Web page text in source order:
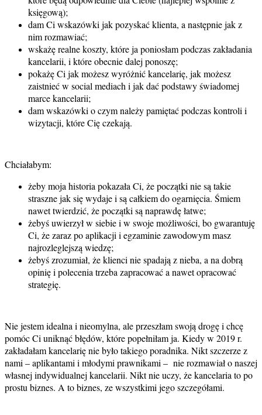
księgową);
dam Ci wskazówki jak pozyskać klienta, a następnie jak z
nim rozmawiać;
wskażę realne koszty, które ja poniosłam podczas zakładania
kancelarii, i które obecnie dalej ponoszę;
pokażę Ci jak możesz wyróżnić kancelarię, jak możesz
zaistnieć w social mediach i jak dać podstawy świadomej
marce kancelarii;
dam wskazówki o czym należy pamiętać podczas kontroli i
wizytacji, które Cię czekają.
Chciałabym:
żeby moja historia pokazała Ci, że początki nie są takie
straszne jak się wydaje i są całkiem do ogarnięcia. Śmiem
nawet twierdzić, że początki są naprawdę łatwe;
żebyś uwierzył w siebie i w swoje możliwości, bo gwarantuję
Ci, że zaraz po aplikacji i egzaminie zawodowym masz
najrozleglejszą wiedzę;
żebyś zrozumiał, że klienci nie spadają z nieba, a na dobrą
opinię i polecenia trzeba zapracować a nawet opracować
strategię.
Nie jestem idealna i nieomylna, ale przeszłam swoją drogę i chcę
pomóc Ci uniknąć błędów, które popełniłam ja. Kiedy w 2019 r.
zakładałam kancelarię nie było takiego poradnika. Nikt szczerze z
nami – aplikantami i młodymi prawnikami – nie rozmawiał o naszej
własnej indywidualnej kancelarii. Nikt nie uczy, że kancelaria to po
prostu biznes. A to biznes, ze wszystkimi jego szczegółami.